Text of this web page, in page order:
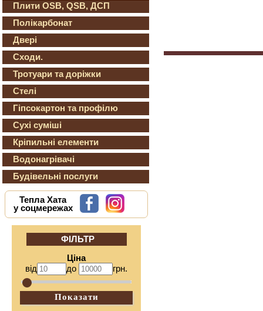
Плити OSB, QSB, ДСП
Полікарбонат
Двері
Сходи.
Тротуари та доріжки
Стелі
Гіпсокартон та профілю
Сухі суміші
Кріпильні елементи
Водонагрівачі
Будівельні послуги
Тепла Хата
у соцмережах
ФІЛЬТР
Ціна
від
до грн.
Показати